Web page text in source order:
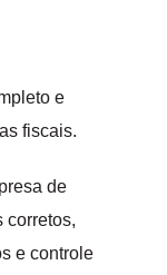
e
fiscais.
de
corretos,
e controle